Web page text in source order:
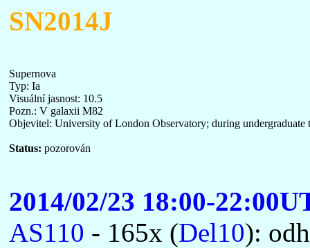
SN2014J
Supernova
Typ: Ia
Visuální jasnost: 10.5
Pozn.: V galaxii M82
Objevitel: University of London Observatory; during undergraduate
Status: pozorován
2014/02/23 18:00-
AS110 - 165x (Del10):